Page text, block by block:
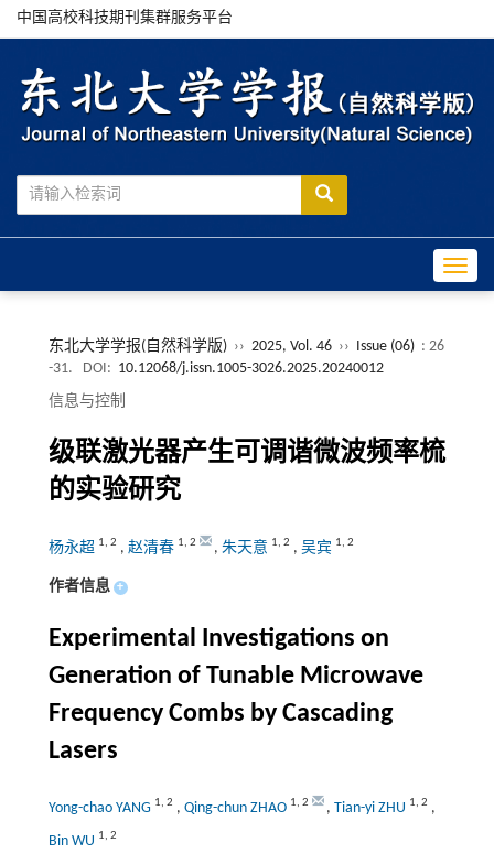
中国高校科技期刊集群服务平台
东北大学学报(自然科学版) ›› 2025, Vol. 46 ›› Issue (06) : 26
-31.
DOI: 10.12068/j.issn.1005-3026.2025.20240012
信息与控制
级联激光器产生可调谐微波频率梳
的实验研究
杨永超 1, 2 , 赵清春 1, 2 , 朱天意 1, 2 , 吴宾 1, 2
作者信息 +
Experimental Investigations on
Generation of Tunable Microwave
Frequency Combs by Cascading
Lasers
Yong-chao YANG 1, 2 , Qing-chun ZHAO 1, 2 , Tian-yi ZHU 1, 2 ,
Bin WU 1, 2